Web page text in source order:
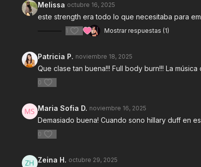
Melissa octubre 16, 2025
este strength era todo lo que necesitaba para
1 Mostrar respuestas (1)
Patricia P. noviembre 18, 2025
Que clase tan buena!!! Full body burn!!! La música
0
Maria Sofia D. noviembre 16, 2025
Demasiado buena! Cuando sono hillary duff en
0
Zeina H. octubre 29, 2025